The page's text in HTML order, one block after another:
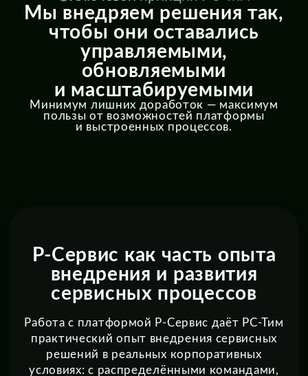
office@rs.team
Москва, Цветной бульвар 26c1, офис 44
Наш Телеграм-канал
Сведения об ИТ-деятельности
© 2026 ООО «РС-Тим»
ИНН: 7743451013
и поддержке корпоративных решений
в сложных и распределённых
инфраструктурах.